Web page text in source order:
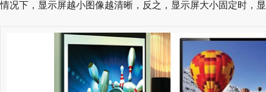
情况下，显示屏越小图像越清晰，反之，显示屏大小固定时，